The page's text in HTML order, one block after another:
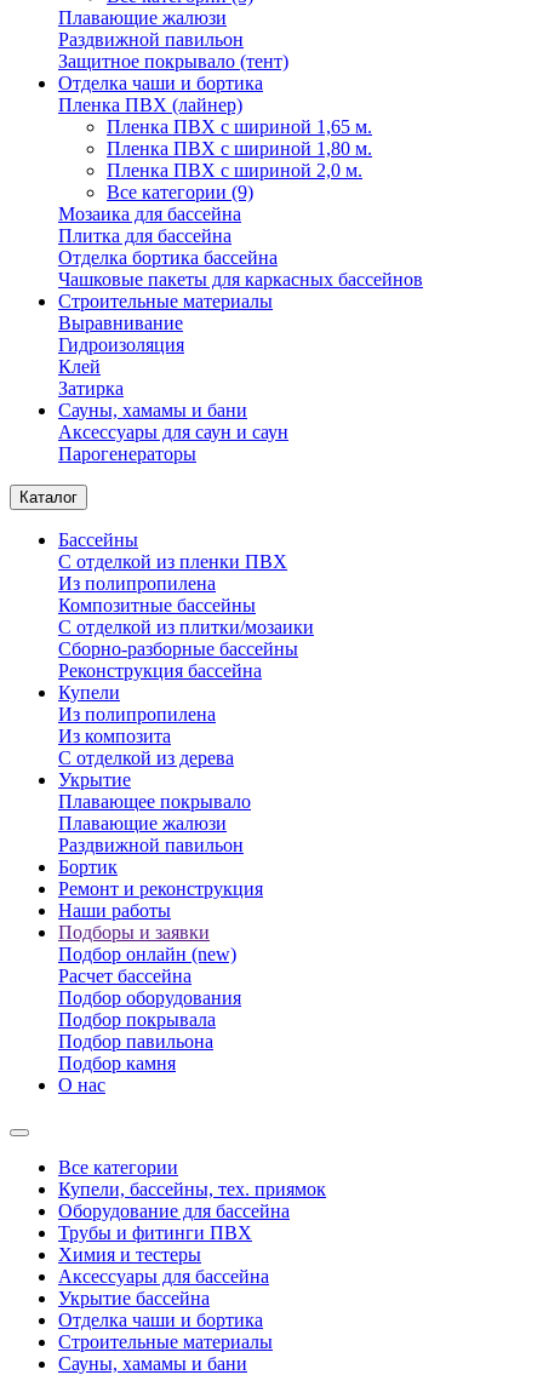
Плавающие жалюзи
Раздвижной павильон
Защитное покрывало (тент)
Отделка чаши и бортика
Пленка ПВХ (лайнер)
Пленка ПВХ с шириной 1,65 м.
Пленка ПВХ с шириной 1,80 м.
Пленка ПВХ с шириной 2,0 м.
Все категории (9)
Мозаика для бассейна
Плитка для бассейна
Отделка бортика бассейна
Чашковые пакеты для каркасных бассейнов
Строительные материалы
Выравнивание
Гидроизоляция
Клей
Затирка
Сауны, хамамы и бани
Аксессуары для саун и саун
Парогенераторы
Каталог
Бассейны
С отделкой из пленки ПВХ
Из полипропилена
Композитные бассейны
С отделкой из плитки/мозаики
Сборно-разборные бассейны
Реконструкция бассейна
Купели
Из полипропилена
Из композита
С отделкой из дерева
Укрытие
Плавающее покрывало
Плавающие жалюзи
Раздвижной павильон
Бортик
Ремонт и реконструкция
Наши работы
Подборы и заявки
Подбор онлайн (new)
Расчет бассейна
Подбор оборудования
Подбор покрывала
Подбор павильона
Подбор камня
О нас
Все категории
Купели, бассейны, тех. приямок
Оборудование для бассейна
Трубы и фитинги ПВХ
Химия и тестеры
Аксессуары для бассейна
Укрытие бассейна
Отделка чаши и бортика
Строительные материалы
Сауны, хамамы и бани